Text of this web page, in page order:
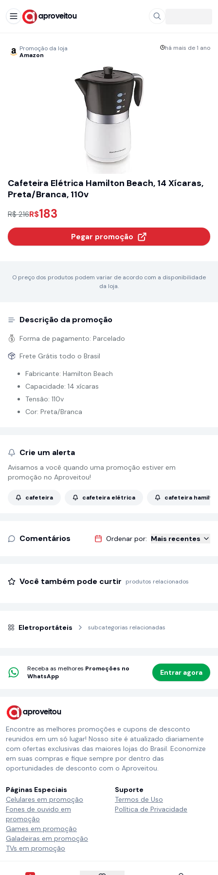
aproveitou
Promoção da loja
Amazon
há mais de 1 ano
Cafeteira Elétrica Hamilton Beach, 14 Xícaras,
Preta/Branca, 110v
R$ 216R$183
Pegar promoção
O preço dos produtos podem variar de acordo com a disponibilidade
da loja.
Descrição da promoção
Forma de pagamento: Parcelado
Frete Grátis todo o Brasil
Fabricante: Hamilton Beach
Capacidade: 14 xícaras
Tensão: 110v
Cor: Preta/Branca
Crie um alerta
Avisamos a você quando uma promoção estiver em
promoção no Aproveitou!
cafeteira cafeteira elétrica cafeteira
Comentários Ordenar por: Mais recentes
Você também pode curtir produtos relacionados
Eletroportáteis subcategorias relacionadas
Receba as melhores Promoções no
WhatsApp
Entrar agora
aproveitou
Encontre as melhores promoções e cupons de desconto
reunidos em um só lugar! Nosso site é atualizado diariamente
com ofertas exclusivas das maiores lojas do Brasil. Economize
em suas compras e fique sempre por dentro das
oportunidades de desconto com o Aproveitou.
Páginas Especiais
Celulares em promoção
Fones de ouvido em
promoção
Games em promoção
Galadeiras em promoção
TVs em promoção
Suporte
Termos de Uso
Política de Privacidade